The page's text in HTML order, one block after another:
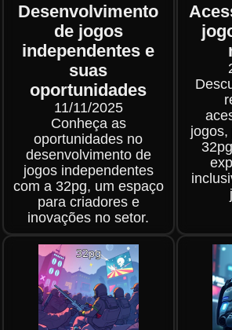
Desenvolvimento
de jogos
independentes e
suas
oportunidades
11/11/2025
Conheça as
oportunidades no
desenvolvimento de
jogos independentes
com a 32pg, um espaço
para criadores e
inovações no setor.
jogos,